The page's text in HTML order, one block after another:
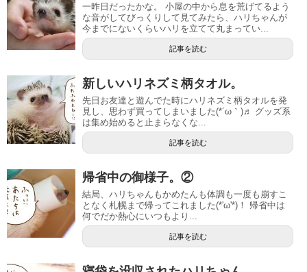
一昨日だったかな。 小屋の中から息を荒げてるよう
な音がしてびっくりして見てみたら、ハリちゃんが
今までにないくらいハリを立てて丸まってい...
記事を読む
新しいハリネズミ柄タオル。
先日お友達と遊んでた時にハリネズミ柄タオルを発
見し、思わず買ってしまいました(*´ω｀)♬ グッズ系
は集め始めると止まらなくな...
記事を読む
帰省中の御様子。②
結局、ハリちゃんもかめたんも体調も一度も崩すこ
となく札幌まで帰ってこれました(*'ω'*)！ 帰省中は
何でだか熱心にいつもより...
記事を読む